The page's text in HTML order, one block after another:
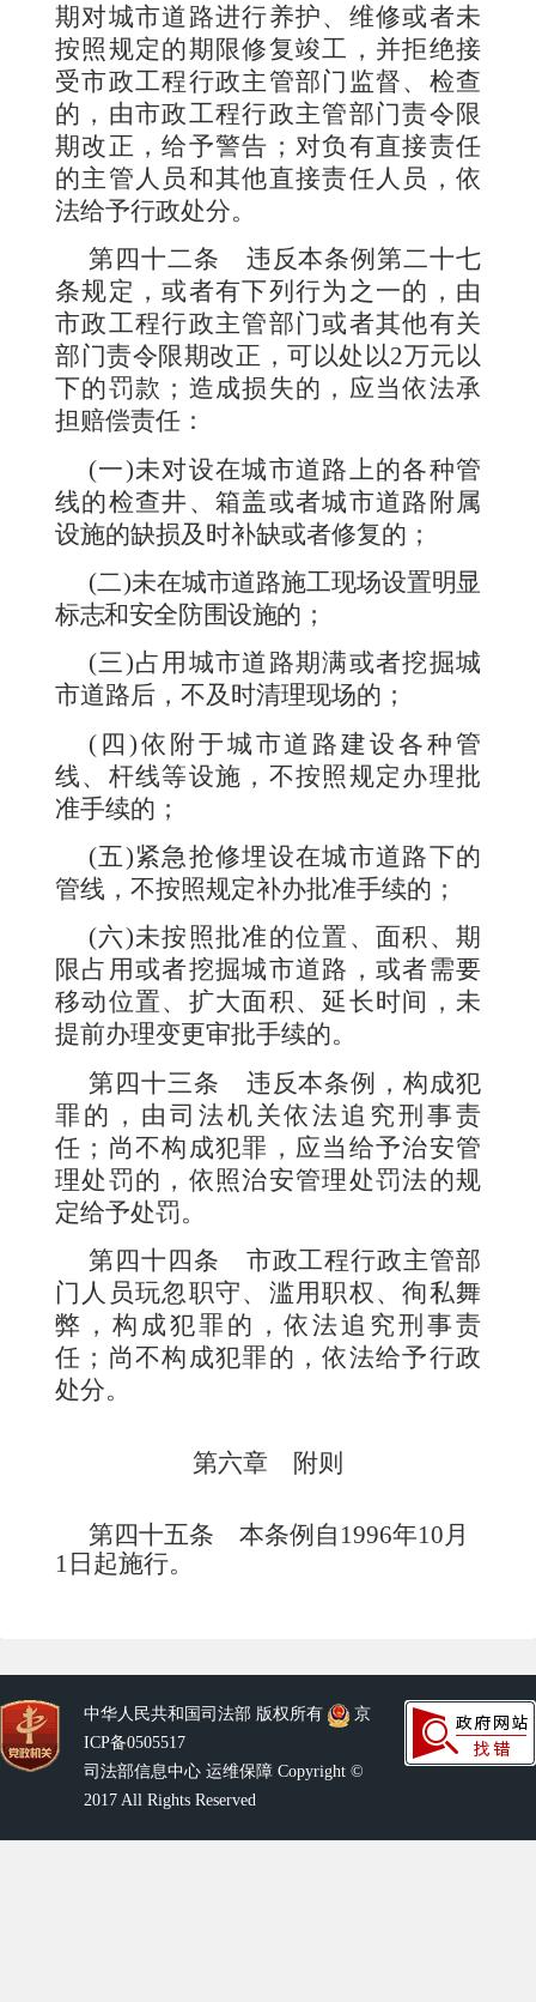
期对城市道路进行养护、维修或者未
按照规定的期限修复竣工，并拒绝接
受市政工程行政主管部门监督、检查
的，由市政工程行政主管部门责令限
期改正，给予警告；对负有直接责任
的主管人员和其他直接责任人员，依
法给予行政处分。
第四十二条 违反本条例第二十七
条规定，或者有下列行为之一的，由
市政工程行政主管部门或者其他有关
部门责令限期改正，可以处以2万元以
下的罚款；造成损失的，应当依法承
担赔偿责任：
(一)未对设在城市道路上的各种管
线的检查井、箱盖或者城市道路附属
设施的缺损及时补缺或者修复的；
(二)未在城市道路施工现场设置明显
标志和安全防围设施的；
(三)占用城市道路期满或者挖掘城
市道路后，不及时清理现场的；
( 四 )依附于城市道路建设各种管
线、杆线等设施，不按照规定办理批
准手续的；
(五)紧急抢修埋设在城市道路下的
管线，不按照规定补办批准手续的；
(六)未按照批准的位置、面积、期
限占用或者挖掘城市道路，或者需要
移动位置、扩大面积、延长时间，未
提前办理变更审批手续的。
第四十三条 违反本条例，构成犯
罪的，由司法机关依法追究刑事责
任；尚不构成犯罪，应当给予治安管
理处罚的，依照治安管理处罚法的规
定给予处罚。
第四十四条 市政工程行政主管部
门人员玩忽职守、滥用职权、徇私舞
弊，构成犯罪的，依法追究刑事责
任；尚不构成犯罪的，依法给予行政
处分。
第六章 附则
第四十五条 本条例自 1996年10 月
1 日起施行。
中华人民共和国司法部 版权所有
京
ICP备0505517
司法部信息中心 运维保障 Copyright ©
2017 All Rights Reserved